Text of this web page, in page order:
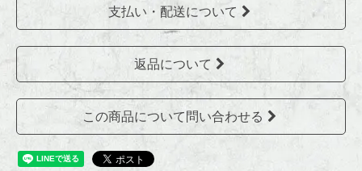
支払い・配送について
返品について
この商品について問い合わせる